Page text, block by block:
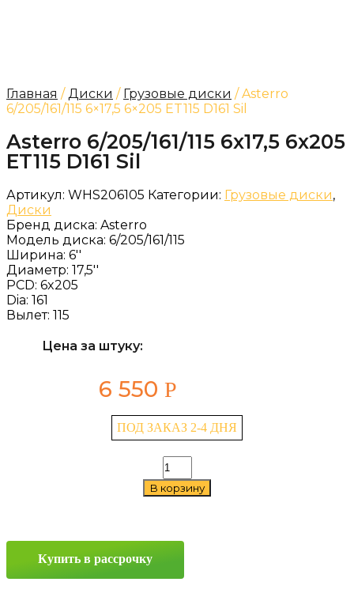
Главная /Диски / Грузовые диски / Asterro
6/205/161/115 6×17,5 6×205 ET115 D161 Sil
Asterro 6/205/161/115 6x17,5 6x205
ET115 D161 Sil
Артикул: WHS206105 Категории: Грузовые диски,
Диски
Бренд диска: Asterro
Модель диска: 6/205/161/115
Ширина: 6''
Диаметр: 17,5''
PCD: 6x205
Dia: 161
Вылет: 115
Цена за штуку:
6 550 Р
ПОД ЗАКАЗ 2-4 ДНЯ
Количество
товара
Asterro
ET115
Sil
В корзину
Купить в рассрочку